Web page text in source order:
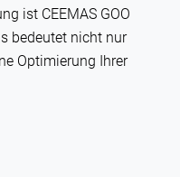
ist CEEMAS GOO
bedeutet nicht nur
Optimierung Ihrer